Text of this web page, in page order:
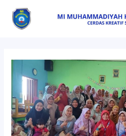
content
navigation